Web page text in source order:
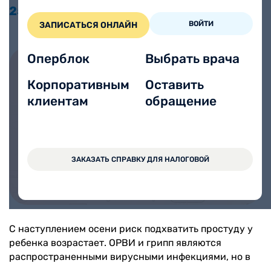
ЗАПИСАТЬСЯ ОНЛАЙН ВОЙТИ
Оперблок
Корпоративным
клиентам
Выбрать врача
Оставить
обращение
ЗАКАЗАТЬ СПРАВКУ ДЛЯ НАЛОГОВОЙ
25.10
Записаться на прием онлайн
ЗАПИСАТЬСЯ ОНЛАЙН
С наступлением осени риск подхватить простуду у
ребенка возрастает. ОРВИ и грипп являются
распространенными вирусными инфекциями, но в